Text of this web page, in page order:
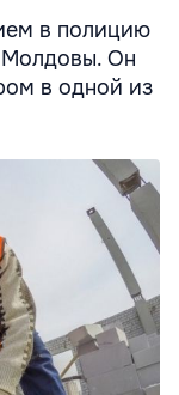
в полицию
Молдовы. Он
в одной из